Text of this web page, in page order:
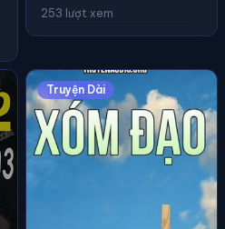
253 lượt xem
Truyện Dài